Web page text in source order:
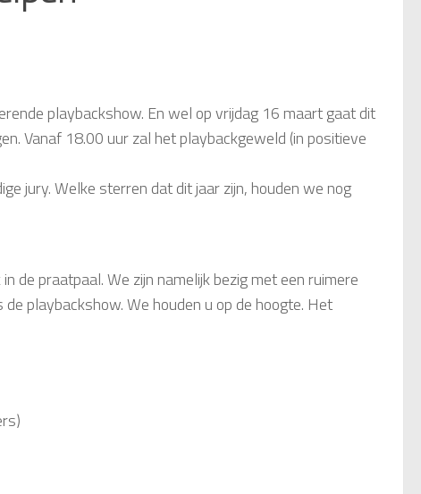
playbackshow. En wel op vrijdag 16 maart gaat dit
Vanaf 18.00 uur zal het playbackgeweld (in positieve
jury. Welke sterren dat dit jaar zijn, houden we nog
de praatpaal. We zijn namelijk bezig met een ruimere
playbackshow. We houden u op de hoogte. Het